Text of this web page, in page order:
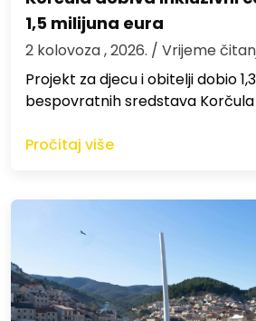
1,5 milijuna eura
2 kolovoza , 2026. / Vrijeme
Projekt za djecu i obitelji dobio
bespovratnih sredstava
Pročitaj više